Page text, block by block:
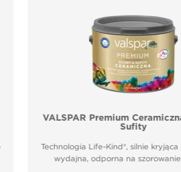
VALSPAR Premium
Sufity
Technologia Life-Kind®, silnie
wydajna, odporna na